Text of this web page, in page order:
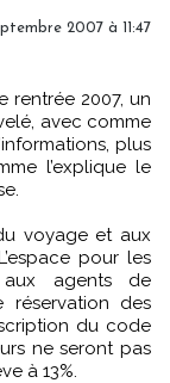
2007 à 11:47
avec comme
plus
l’explique le
voyage et aux
pour les
aux agents de
réservation des
du code
ne seront pas
à 13%.